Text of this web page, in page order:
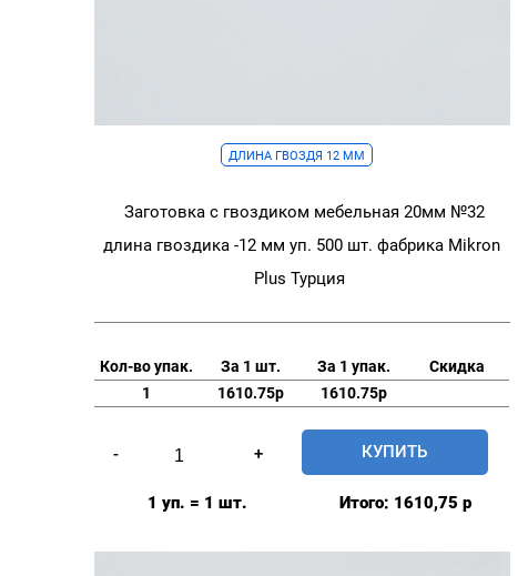
ДЛИНА ГВОЗДЯ 12 ММ
Заготовка с гвоздиком мебельная 20мм №32
длина гвоздика -12 мм уп. 500 шт. фабрика Mikron
Plus Турция
Кол-во упак. За 1 шт. За 1 упак.
Скидка
1
1610.75р 1610.75р
-
товара
Заготовка
гвоздиком
+ КУПИТЬ
1 уп. = 1 шт. Итого: 1610,75 р